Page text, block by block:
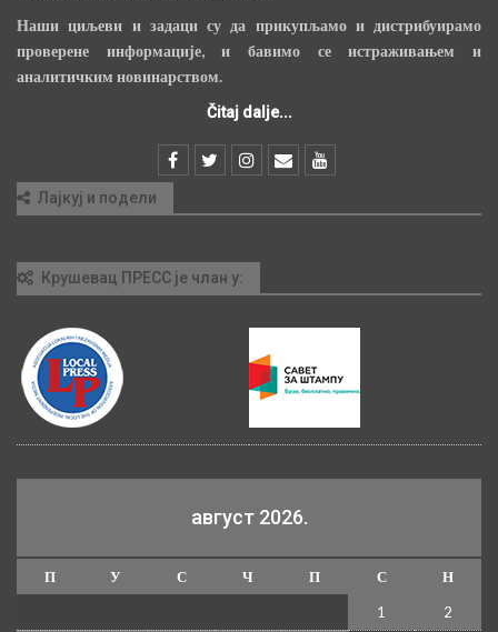
Наши циљеви и задаци су да прикупљамо и дистрибуирамо
проверене информације, и бавимо се истраживањем и
аналитичким новинарством.
Čitaj dalje...
Лајкуј и подели
Крушевац ПРЕСС је члан у:
август 2026.
П У С Ч П С
Н
1
2